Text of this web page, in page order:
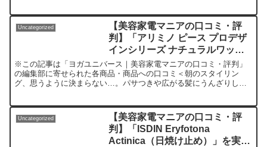
Uncategorized
【美容家電マニアの口コミ・評
判】「アリミノ ピース プロデザ
インシリーズ ナチュラルワック
ス（スタイリング剤）」を実際に
使ってみた正直感想
※この記事は「ヨガユニバース｜美容家電マニアの口コミ・評判」
の編集部に寄せられた各商品・商品への口コミ＜朝のスタイリン
グ、思うように決まらない…。パサつきや広がる髪にうんざりしな
Uncategorized
【美容家電マニアの口コミ・評
判】「ISDIN Eryfotona
Actinica（日焼け止め）」を実際